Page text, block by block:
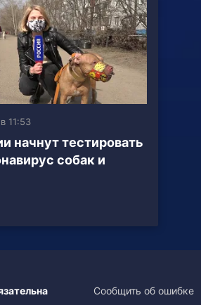
11:53
начнут тестировать
собак и
Сообщить об ошибке